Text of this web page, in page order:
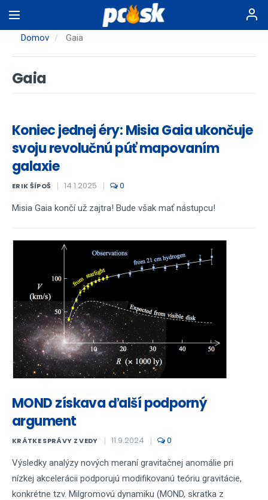
na
hlavnýDomov Gaia
Gaia
Koniec jednej éry: Misia Gaia ukončuje
svoju revolučnú púť mapovaním
galaxie
ERIK ŠÍPOŠ 14.1.2025 0
Misia Gaia končí už zajtra! Bude však mať nástupcu!
MOND získava ďalší podporný
argument
KRÁTKE SPRÁVY Z VEDY 11.9.2024 0
Výsledky analýzy nových meraní gravitačnej anomálie pri
nízkej akcelerácii podporujú modifikovanú teóriu gravitácie,
konkrétne tzv. Milgromovú dynamiku (MOND, skratka z